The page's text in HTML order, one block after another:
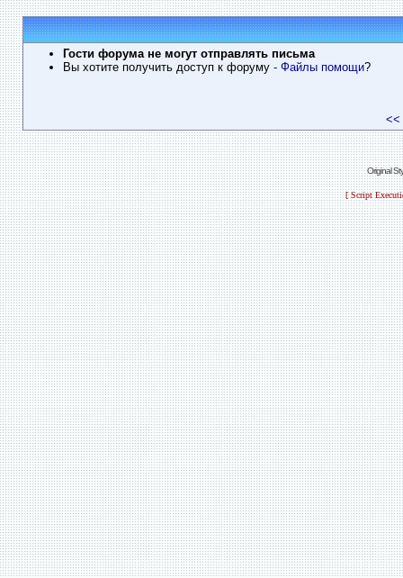
Гости форума не могут отправлять письма
Вы хотите получить доступ к форуму - Файлы помощи?
<<
Original
[ Script